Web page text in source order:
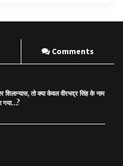
Comments
तो क्या केवल वीरभद्र सिंह के नाम
गया…?